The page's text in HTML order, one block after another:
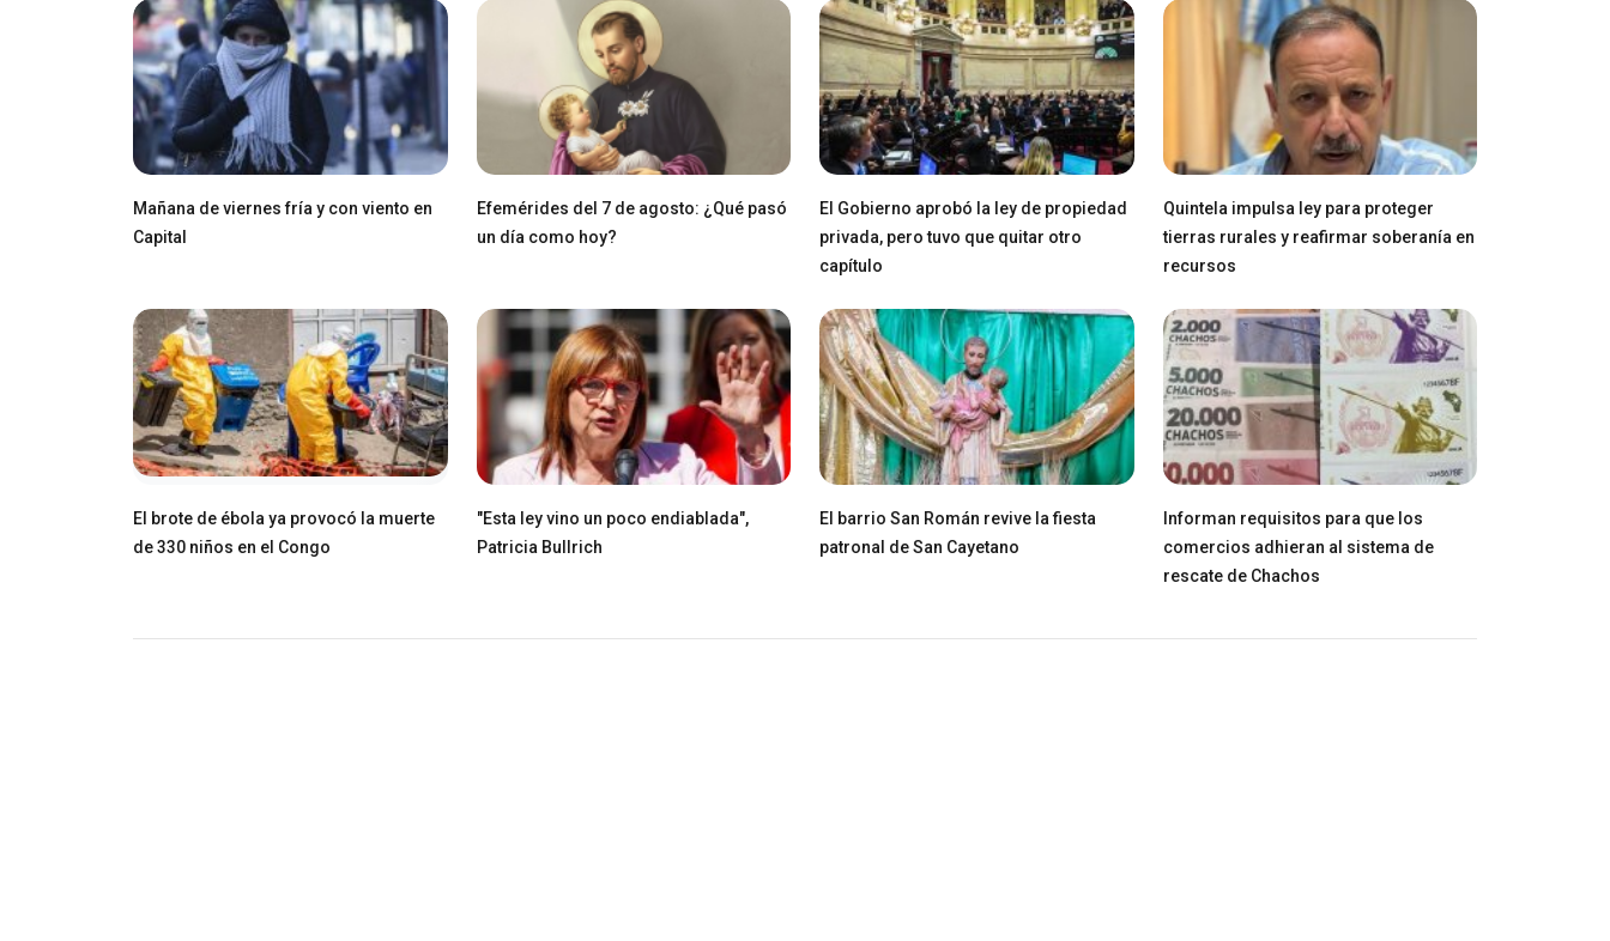
Mañana de viernes fría y con viento en
Capital
Efemérides del 7 de agosto: ¿Qué pasó
un día como hoy?
El Gobierno aprobó la ley de propiedad
privada, pero tuvo que quitar otro
capítulo
Quintela impulsa ley para proteger
tierras rurales y reafirmar soberanía en
recursos
El brote de ébola ya provocó la muerte
de 330 niños en el Congo
"Esta ley vino un poco endiablada",
Patricia Bullrich
El barrio San Román revive la fiesta
patronal de San Cayetano
Informan requisitos para que los
comercios adhieran al sistema de
rescate de Chachos